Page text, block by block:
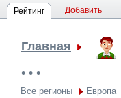
Рейтинг Добавить
Главная
• • •
Все регионы Европа